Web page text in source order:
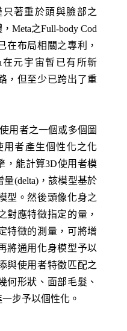
著重於頭與臉部之
Meta之Full-body Cod
在布局相關之專利，
元宇宙暫已有所斬
，但至少已跨出了重
用者之一個或多個圖
用者產生個性化之化
，能計算3D使用者模
(delta)，該模型基於
型。然後頭像化身之
對應特徵指定的量，
特徵的測量，可將增
將通用化身模型予以
與使用者特徵匹配之
何形狀、面部毛髮、
步予以個性化。